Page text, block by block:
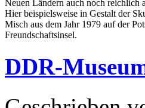
Neuen Ländern auch noch reichlich
Hier beispielsweise in Gestalt der
Misch aus dem Jahr 1979 auf der
Freundschaftsinsel.
DDR-